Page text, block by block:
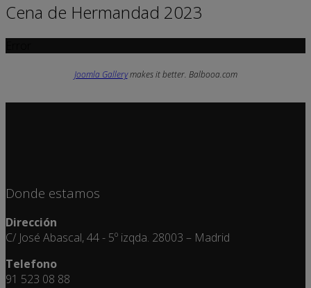
Cena de Hermandad 2023
Joomla Gallerymakes it better. Balbooa.com
Donde estamos
Dirección
C/ José Abascal, 44 - 5º izqda. 28003 – Madrid
Telefono
91 523 08 88